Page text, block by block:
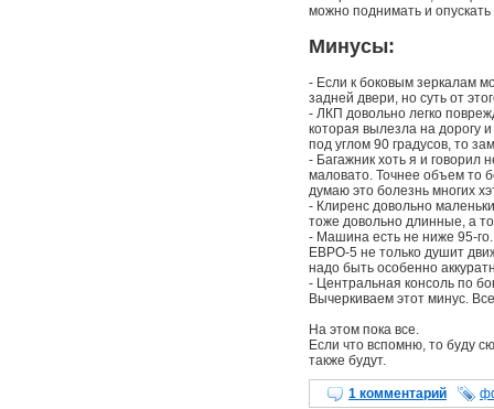
можно поднимать и
Минусы:
- Если к боковым зеркалам
задней двери, но суть от
- ЛКП довольно легко
которая вылезла на дорогу
под углом 90 градусов, то
- Багажник хоть я и говорил
маловато. Точнее объем то
думаю это болезнь многих
- Клиренс довольно
тоже довольно длинные, а
- Машина есть не ниже 95-
ЕВРО-5 не только душит
надо быть особенно
- Центральная консоль по
Вычеркиваем этот минус.
На этом пока все.
Если что вспомню, то буду
также будут.
1 комментарий